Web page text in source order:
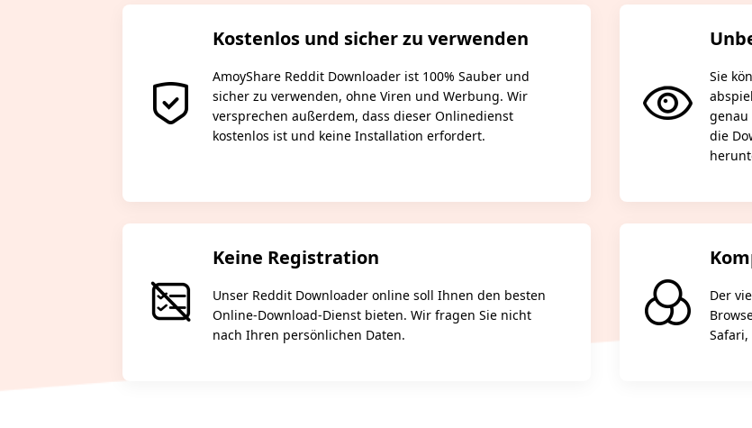
Kostenlos und sicher zu verwenden
AmoyShare Reddit Downloader ist 100% Sauber und
sicher zu verwenden, ohne Viren und Werbung. Wir
versprechen außerdem, dass dieser Onlinedienst
kostenlos ist und keine Installation erfordert.
Sie
genau
die
Keine Registration
Unser Reddit Downloader online soll Ihnen den besten
Online-Download-Dienst bieten. Wir fragen Sie nicht
nach Ihren persönlichen Daten.
Der